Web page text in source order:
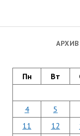
Пн Вт
4
5
11
12